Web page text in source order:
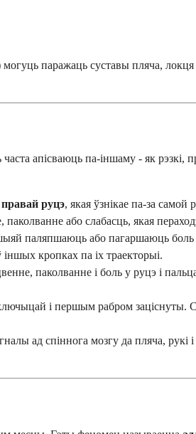
паражаць суставы пляча,
апісваюць па-іншаму - як
руцэ, якая ўзнікае па-за
або слабасць, якая
паляпшаюць або пагаршаюць боль
кропках па іх траекторыі.
паколванне і боль у руцэ і
і першым рабром
ад спіннога мозгу да пляча,